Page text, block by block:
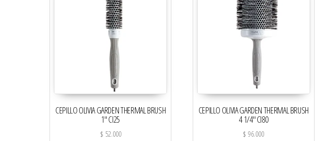
CEPILLO OLIVIA GARDEN THERMAL BRUSH
1″ CI25
$ 52.000
CEPILLO OLIVIA GARDEN THERMAL BRUSH
4 1/4″ CI80
$ 96.000